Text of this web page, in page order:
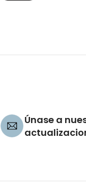
Únase a